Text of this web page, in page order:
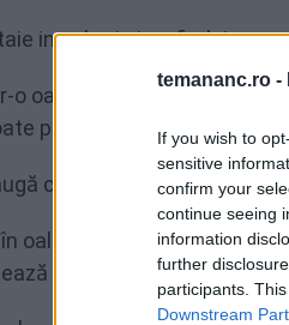
temananc.ro -
If you wish to
sensitive
confirm your
continue seeing
information
further
participants.
Downstream
in cuburi si se fierb in
o oală mare la foc mediu.
părțile. După ce ai
ceapa și soteaz-o până
oală, adaugă napii,
cu sare și piper.